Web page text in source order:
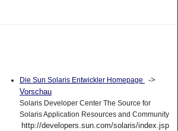
Die Sun Solaris Entwickler Homepage
->
Vorschau
Solaris Developer Center The Source for
Solaris Application Resources and Community
http://developers.sun.com/solaris/index.jsp